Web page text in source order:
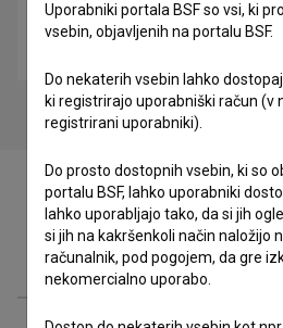
Izbrisana
Zasedba
Uporabniki portala BSF so vsi, ki
vsebin, objavljenih na portalu BSF.
Do nekaterih vsebin lahko
ki registrirajo uporabniški račun (v
registrirani uporabniki).
Do prosto dostopnih vsebin, ki so
portalu BSF, lahko uporabniki
lahko uporabljajo tako, da si jih
si jih na kakršenkoli način naložijo
računalnik, pod pogojem, da gre
nekomercialno uporabo.